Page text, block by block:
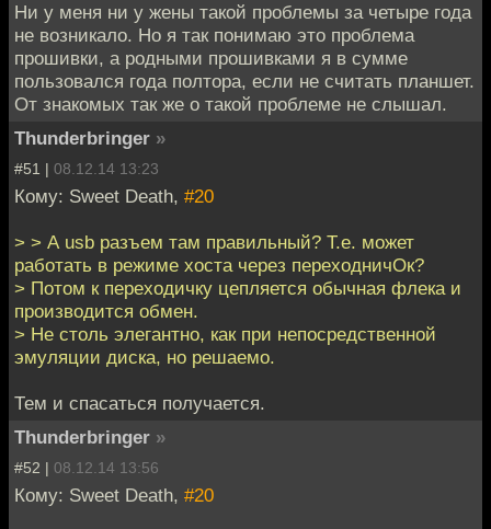
Ни у меня ни у жены такой проблемы за четыре года
не возникало. Но я так понимаю это проблема
прошивки, а родными прошивками я в сумме
пользовался года полтора, если не считать планшет.
От знакомых так же о такой проблеме не слышал.
Thunderbringer »
#51 | 08.12.14 13:23
Кому: Sweet Death, #20
> > А usb разъем там правильный? Т.е. может
работать в режиме хоста через переходничОк?
> Потом к переходичку цепляется обычная флека и
производится обмен.
> Не столь элегантно, как при непосредственной
эмуляции диска, но решаемо.
Тем и спасаться получается.
Thunderbringer »
#52 | 08.12.14 13:56
Кому: Sweet Death, #20